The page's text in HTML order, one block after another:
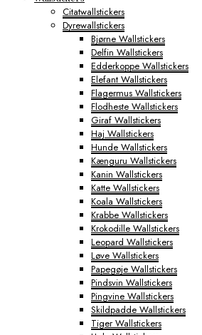
Geografi Plakater
Byplakater
Aabenraa Plakater
Aalborg Plakater
Aarhus Plakater
Albertslund Plakater
Ballerup Plakater
Birkerød Plakater
Brande Plakater
Brønderslev Plakater
Esbjerg Plakater
Farum Plakater
Fredericia Plakater
Frederiksberg Plakater
Frederikshavn Plakater
Frederikssund Plakater
Grindsted Plakater
Haderslev Plakater
Haslev Plakater
Helsinge Plakater
Helsingør Plakater
Herning Plakater
Hillerød Plakater
Hinnerup Plakater
Citatwallstickers
Dyrewallstickers
Bjørne Wallstickers
Delfin Wallstickers
Edderkoppe Wallstickers
Elefant Wallstickers
Flagermus Wallstickers
Flodheste Wallstickers
Giraf Wallstickers
Haj Wallstickers
Hunde Wallstickers
Kænguru Wallstickers
Kanin Wallstickers
Katte Wallstickers
Koala Wallstickers
Krabbe Wallstickers
Krokodille Wallstickers
Leopard Wallstickers
Løve Wallstickers
Papegøje Wallstickers
Pindsvin Wallstickers
Pingvine Wallstickers
Skildpadde Wallstickers
Tiger Wallstickers